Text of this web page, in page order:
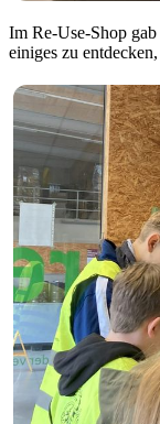
Im Re-Use-Shop
einiges zu